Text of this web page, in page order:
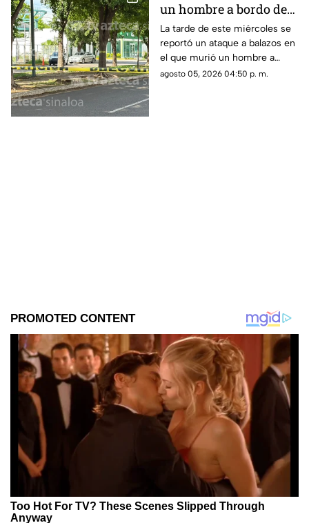
un hombre a bordo de
un vehículo en Las
Quintas, Culiacán
La tarde de este miércoles se
reportó un ataque a balazos en
el que murió un hombre a
bordo de un vehículo
agosto 05, 2026 04:50 p. m.